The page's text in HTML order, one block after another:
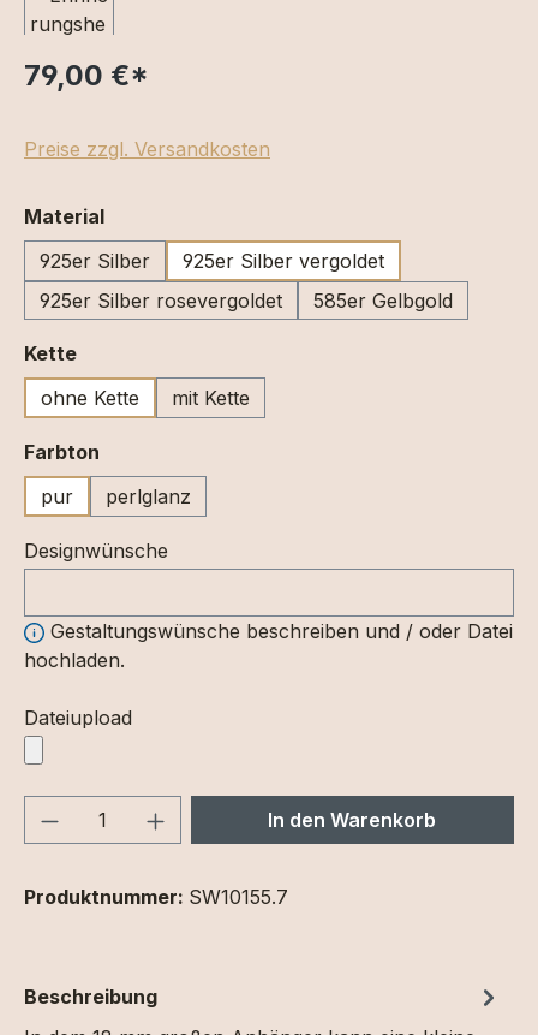
79,00 €*
Preise zzgl. Versandkosten
Materialauswählen
925er Silber
925er Silber vergoldet
925er Silber rosevergoldet
585er Gelbgold
Ketteauswählen
ohne Kette
mit Kette
Farbton
pur
perlglanz
Designwünsche
Gestaltungswünsche beschreiben und / oder Datei
hochladen.
Dateiupload
Produkt Anzahl: Gib denIn den Warenkorb
Produktnummer: SW10155.7
Beschreibung